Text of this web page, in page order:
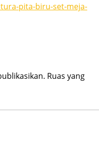
pita-biru-set-meja-
Ruas yang